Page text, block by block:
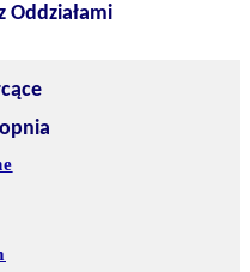
Oddziałami